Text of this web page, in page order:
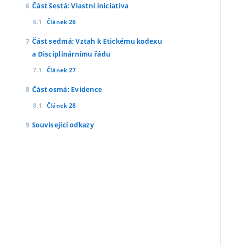
Část šestá: Vlastní iniciativa
Článek 26
Část sedmá: Vztah k Etickému kodexu
a Disciplinárnímu řádu
Článek 27
Část osmá: Evidence
Článek 28
Související odkazy